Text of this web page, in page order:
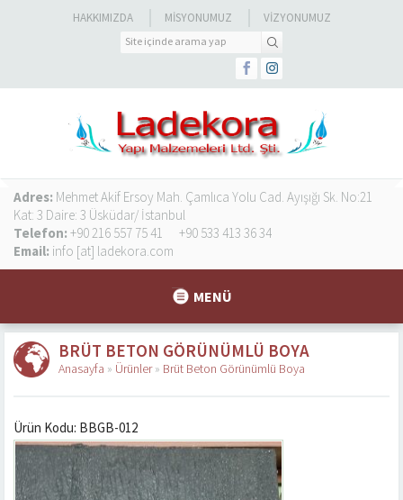
HAKKIMIZDA MISYONUMUZ VIZYONUMUZ
Adres: Mehmet Akif Ersoy Mah. Çamlıca Yolu Cad. Ayışığı Sk. No:21
Kat: 3 Daire: 3 Üsküdar/ İstanbul
Telefon: +90 216 557 75 41
+90 533 413 36 34
Email: info [at] ladekora.com
MENÜ
BRÜT BETON GÖRÜNÜMLÜ BOYA
Anasayfa » Ürünler» Brüt Beton Görünümlü Boya
Ürün Kodu: BBGB-012